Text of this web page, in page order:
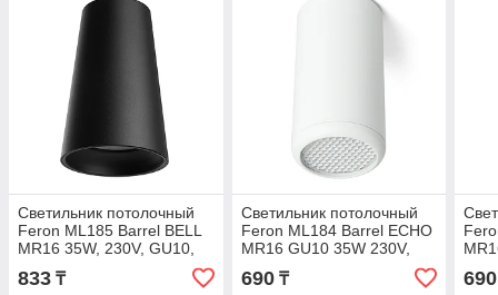
Светильник потолочный
Feron ML185 Barrel BELL
MR16 35W, 230V, GU10,
чёрный
833 ₸
Светильник потолочный
Feron ML184 Barrel ECHO
MR16 GU10 35W 230V,
черный, с антибликовой
сеточкой
690₸ 690